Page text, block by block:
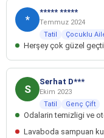
*
***** *****
Temmuz 2024
Tatil
Çocuklu
Herşey çok güzel
S
Serhat D***
Ekim 2023
Tatil
Genç Çift
Odalarin temizligi ve
Lavaboda sampuan